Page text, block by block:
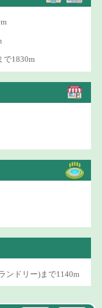
で1830m
ンドリー)まで1140m